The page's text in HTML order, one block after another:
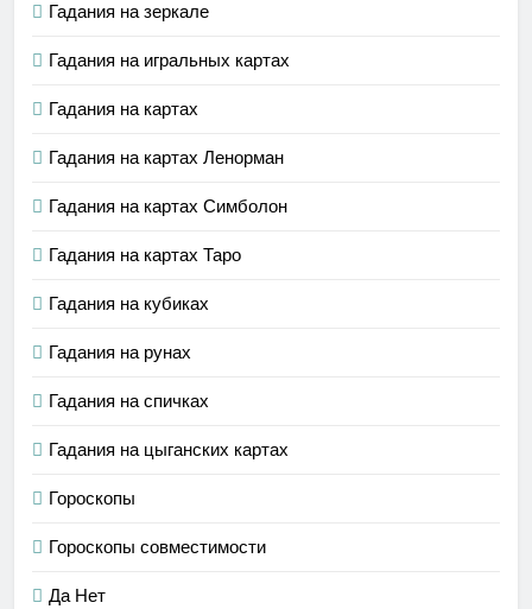
Гадания на зеркале
Гадания на игральных картах
Гадания на картах
Гадания на картах Ленорман
Гадания на картах Симболон
Гадания на картах Таро
Гадания на кубиках
Гадания на рунах
Гадания на спичках
Гадания на цыганских картах
Гороскопы
Гороскопы совместимости
Да Нет